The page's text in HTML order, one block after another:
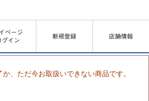
、ただ今お取扱いできない商品です。